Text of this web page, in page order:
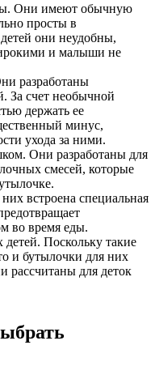
Они имеют обычную
просты в
они неудобны,
и малыши не
разработаны
За счет необычной
держать ее
минус,
ухода за ними.
Они разработаны для
смесей, которые
встроена специальная
во время еды.
Поскольку такие
и бутылочки для них
рассчитаны для деток